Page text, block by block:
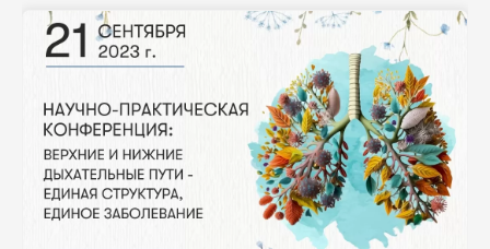
Вадимовна – д.м.н., профессор, профессор кафедры
клинической иммунологии, аллергологии и
адаптологии ФНМО МИ, ФГАОУ ВО «Российский
университет дружбы народов» Минобрнауки РФ,
профессор кафедры иммунопатологии и
иммунодиагностики…